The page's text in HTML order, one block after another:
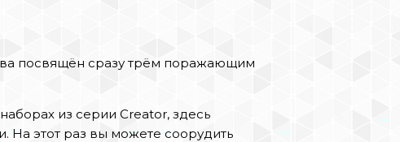
посвящён сразу трём поражающим
из серии Creator, здесь
На этот раз вы можете соорудить